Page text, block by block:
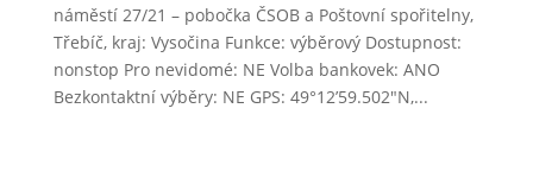
náměstí 27/21 – pobočka ČSOB a Poštovní spořitelny,
Třebíč, kraj: Vysočina Funkce: výběrový Dostupnost:
nonstop Pro nevidomé: NE Volba bankovek: ANO
Bezkontaktní výběry: NE GPS: 49°12’59.502″N,...